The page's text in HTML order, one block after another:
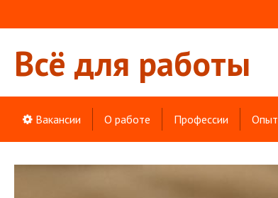
Всё для работы
Вакансии О работе Профессии Опыт